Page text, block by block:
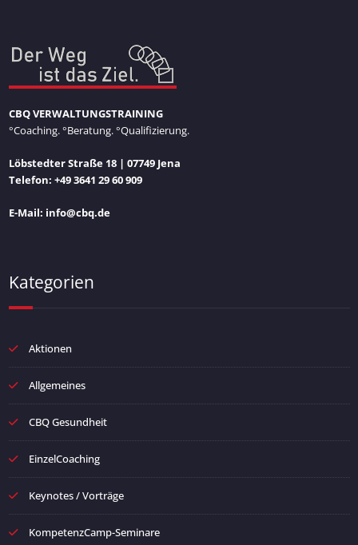
CBQ VERWALTUNGSTRAINING
°Coaching. °Beratung. °Qualifizierung.
Löbstedter Straße 18 | 07749 Jena
Telefon: +49 3641 29 60 909
E-Mail: info@cbq.de
Kategorien
Aktionen
Allgemeines
CBQ Gesundheit
EinzelCoaching
Keynotes / Vorträge
KompetenzCamp-Seminare